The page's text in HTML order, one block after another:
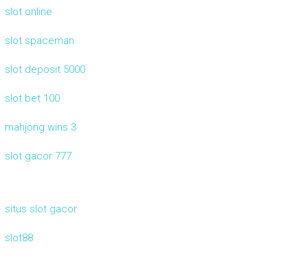
slot online
slot spaceman
slot deposit 5000
slot bet 100
mahjong wins 3
slot gacor 777
situs slot gacor
slot88